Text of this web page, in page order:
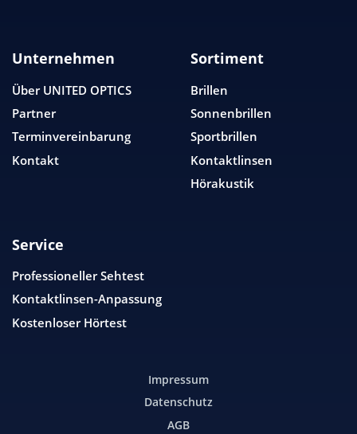
Unternehmen
Über UNITED OPTICS
Partner
Terminvereinbarung
Kontakt
Sortiment
Brillen
Sonnenbrillen
Sportbrillen
Kontaktlinsen
Hörakustik
Service
Professioneller Sehtest
Kontaktlinsen-Anpassung
Kostenloser Hörtest
Impressum
Datenschutz
AGB